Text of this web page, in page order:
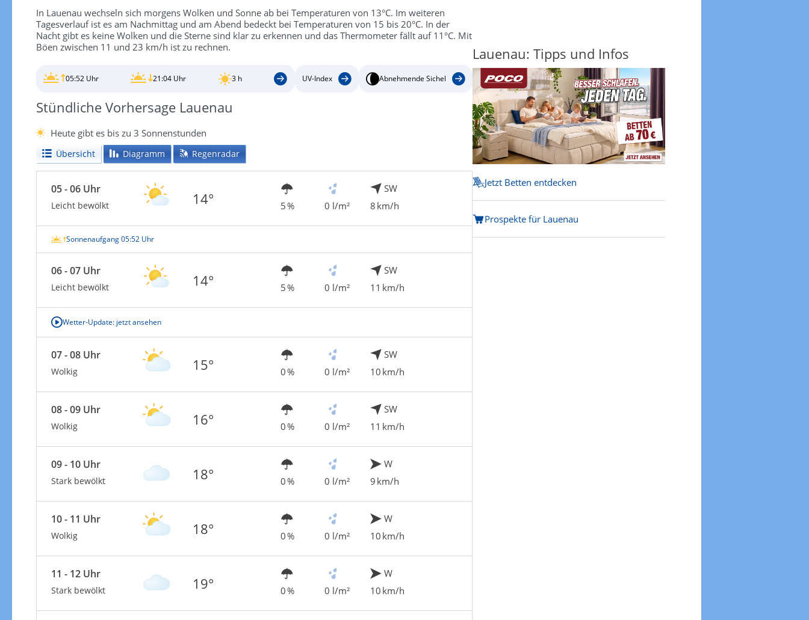
In Lauenau wechseln sich morgens Wolken und Sonne ab bei Temperaturen von 13°C. Im weiteren
Tagesverlauf ist es am Nachmittag und am Abend bedeckt bei Temperaturen von 15 bis 20°C. In der
Nacht gibt es keine Wolken und die Sterne sind klar zu erkennen und das Thermometer fällt auf 11°C. Mit
Böen zwischen 11 und 23 km/h ist zu rechnen.
05:52 Uhr 21:04 Uhr 3 h UV-Index Abnehmende Sichel
Stündliche Vorhersage Lauenau
Heute gibt es bis zu 3 Sonnenstunden
Übersicht Diagramm Regenradar
05 - 06 Uhr
Leicht bewölkt 14° 5 % 0 l/m²
SW
8 km/h
Sonnenaufgang 05:52 Uhr
06 - 07 Uhr
Leicht bewölkt 14° 5 % 0 l/m²
SW
11 km/h
Wetter-Update: jetzt ansehen
07 - 08 Uhr
Wolkig 15° 0 % 0 l/m²
SW
10 km/h
08 - 09 Uhr
Wolkig 16° 0 % 0 l/m²
SW
11 km/h
09 - 10 Uhr
Stark bewölkt 18° 0 % 0 l/m²
W
9 km/h
10 - 11 Uhr
Wolkig 18° 0 % 0 l/m²
W
10 km/h
11 - 12 Uhr
Stark bewölkt 19° 0 % 0 l/m²
W
10 km/h
Lauenau: Tipps und Infos
Jetzt Betten entdecken
Prospekte für Lauenau